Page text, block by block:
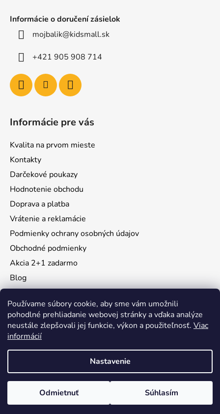
Používame súbory cookie, aby sme vám umožnili
pohodlné prehliadanie webovej stránky a vďaka analýze
neustále zlepšovali jej funkcie, výkon a použiteľnosť. Viac
informácií
Nastavenie
Odmietnuť Súhlasím
Informácie o doručení zásielok
mojbalik@kidsmall.sk
+421 905 908 714
Informácie pre vás
Kvalita na prvom mieste
Kontakty
Darčekové poukazy
Hodnotenie obchodu
Doprava a platba
Vrátenie a reklamácie
Podmienky ochrany osobných údajov
Obchodné podmienky
Akcia 2+1 zadarmo
Blog
Instagram
Vytvoril Shoptet
Copyright 2026KidsMall
. Všetky práva vyhradené.
Upraviť nastavenie cookies